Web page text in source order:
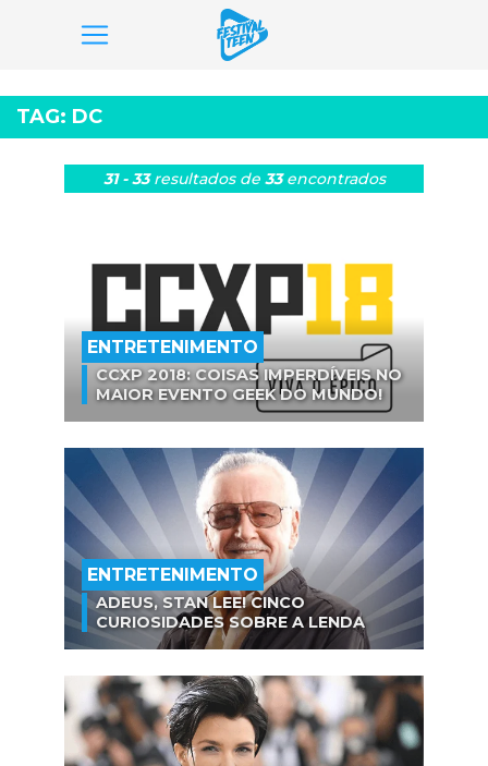
para
o
conteúdo
TAG: DC
31 - 33resultados de 33encontrados
ENTRETENIMENTO
CCXP 2018: COISAS IMPERDÍVEIS NO
MAIOR EVENTO GEEK DO MUNDO!
ENTRETENIMENTO
ADEUS, STAN LEE! CINCO
CURIOSIDADES SOBRE A LENDA